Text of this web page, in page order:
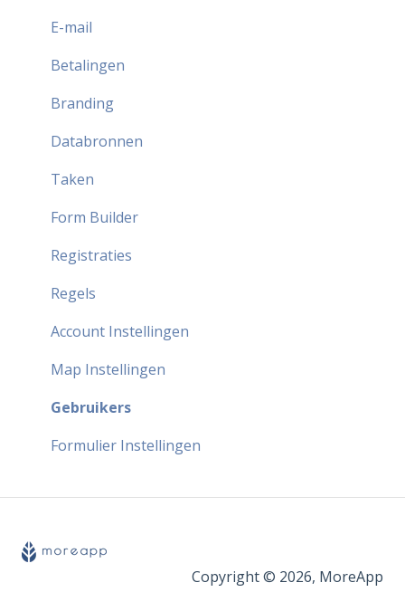
E-mail
Betalingen
Branding
Databronnen
Taken
Form Builder
Registraties
Regels
Account Instellingen
Map Instellingen
Gebruikers
Formulier Instellingen
Copyright © 2026, MoreApp